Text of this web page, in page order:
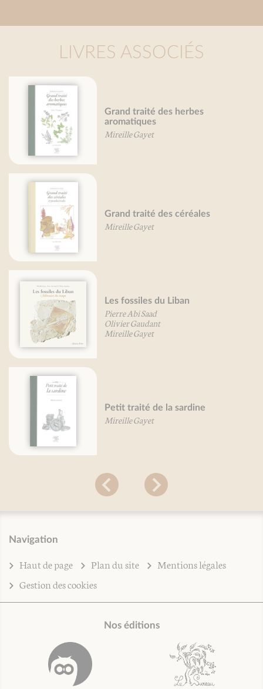
LIVRES ASSOCIÉS
Grand traité des fleurs
comestibles
Mireille Gayet
Endives, je vous aime...
Béatrice Vigot-Lagandré
Légumes, je vous aime...
Béatrice Vigot-Lagandré
Petit traité du raisin
Patricia Rolland
Navigation
Haut de page Plan du site
Mentions légales
Gestion des cookies
Nos éditions